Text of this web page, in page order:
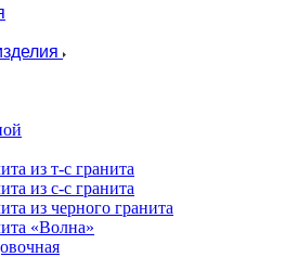
из т-с гранита
из с-с гранита
из черного гранита
«Волна»